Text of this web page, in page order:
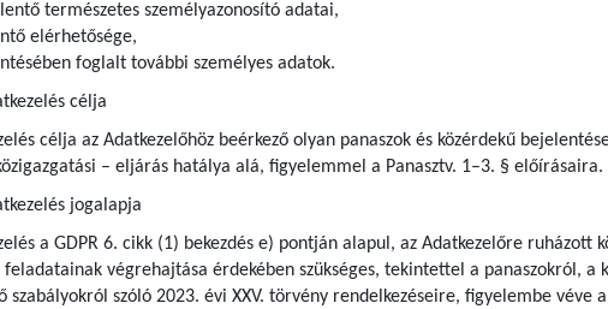
természetes személyazonosító adatai,
elérhetősége,
foglalt további személyes adatok.
célja
célja az Adatkezelőhöz beérkező olyan panaszok és közérdekű
– eljárás hatálya alá, figyelemmel a Panasztv. 1–3. § előírásaira.
jogalapja
a GDPR 6. cikk (1) bekezdés e) pontján alapul, az Adatkezelőre
feladatainak végrehajtása érdekében szükséges, tekintettel a panaszokról,
szabályokról szóló 2023. évi XXV. törvény rendelkezéseire, figyelembe véve